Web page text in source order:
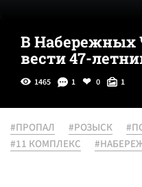
В Набережных
вести 47-
1465 1 0 1
#ПРОПАЛ #РОЗЫСК
#11 КОМПЛЕКС